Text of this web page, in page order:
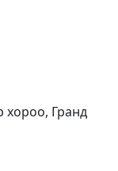
хороо, Гранд